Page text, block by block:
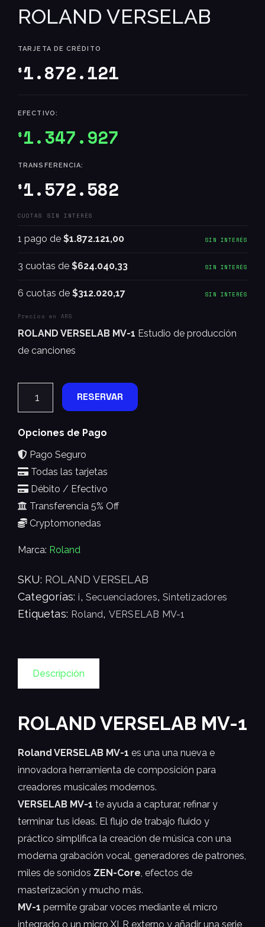
ROLAND VERSELAB
$1.872.121
TARJETA DE CRÉDITO
$1.347.927
EFECTIVO:
$1.572.582
TRANSFERENCIA:
CUOTAS SIN INTERÉS
1 pago de $1.872.121,00 SIN INTERÉS
3 cuotas de $624.040,33 SIN INTERÉS
6 cuotas de $312.020,17 SIN INTERÉS
Precios en ARS
ROLAND VERSELAB MV-1 Estudio de producción
de canciones
RESERVAR
Opciones de Pago
Pago Seguro
Todas las tarjetas
Débito / Efectivo
Transferencia 5% Off
Cryptomonedas
Marca: Roland
SKU: ROLAND VERSELAB
Categorías:i,Secuenciadores,Sintetizadores
Etiquetas: Roland, VERSELAB MV-1
Descripción
ROLAND VERSELAB MV-1
Roland VERSELAB MV-1 es una una nueva e
innovadora herramienta de composición para
creadores musicales modernos.
VERSELAB MV-1 te ayuda a capturar, refinar y
terminar tus ideas. El flujo de trabajo fluido y
práctico simplifica la creación de música con una
moderna grabación vocal, generadores de patrones,
miles de sonidos ZEN-Core, efectos de
masterización y mucho más.
MV-1 permite grabar voces mediante el micro
integrado o un micro XLR externo y añadir una serie